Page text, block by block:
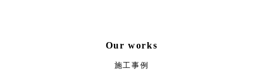
Our works
施工事例